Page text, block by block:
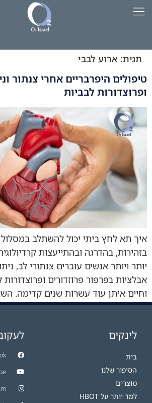
לתוכן
תגית: ארוע לבבי
טיפולים היפרבריים אחרי צנתור
ופרוצדורות לבביות
איך תא לחץ ביתי יכול להשתלב
בזהירות, בהדרגה ובהתייעצות
יותר ויותר אנשים עוברים צנתורי לב,
אבלציות בפרפור פרוזדורים
וחיים איתן עוד עשרות שנים קדימה.
לא רק איך יוצאים מהניתוח, אלא איך
לינקים
בית
הסיפור שלנו
מוצרים
למד יותר על HBOT​